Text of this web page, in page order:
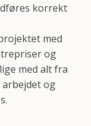
korrekt
med
og
med alt fra
og